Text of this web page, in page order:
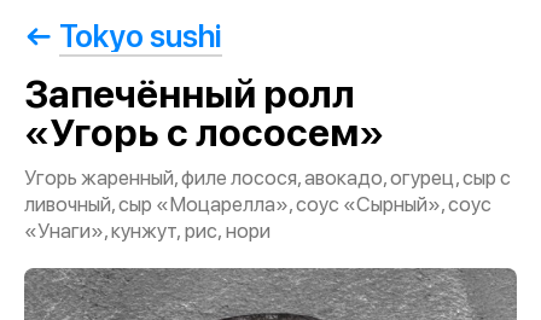
Tokyo sushi
Запечённый ролл
«Угорь с лососем»
Угорь жаренный, филе лосося, авокадо, огурец, сыр с
ливочный, сыр «Моцарелла», соус «Сырный», соус
«Унаги», кунжут, рис, нори